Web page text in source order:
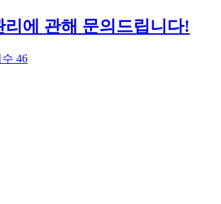
리에 관해 문의드립니다!
46